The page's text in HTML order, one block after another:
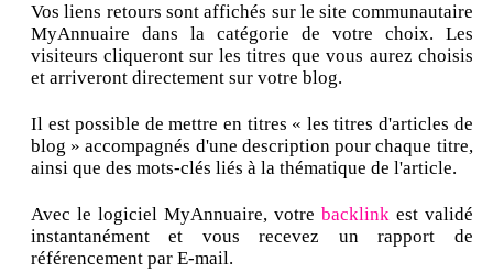
Vos liens retours sont affichés sur le site communautaire
MyAnnuaire dans la catégorie de votre choix. Les
visiteurs cliqueront sur les titres que vous aurez choisis
et arriveront directement sur votre blog.
Il est possible de mettre en titres « les titres d'articles de
blog » accompagnés d'une description pour chaque titre,
ainsi que des mots-clés liés à la thématique de l'article.
Avec le logiciel MyAnnuaire, votre backlink est validé
instantanément et vous recevez un rapport de
référencement par E-mail.